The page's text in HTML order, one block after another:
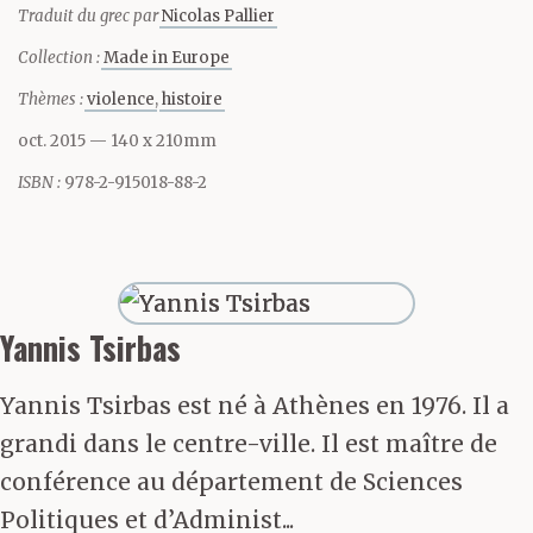
un mangas. Tous les
camarades de classe te
craignaient. Et
voulaient être de ta
toi, mais pas trop loin
non plus. Tu les cognais
presque jamais. C’était
pas nécessaire. Tu
leur attrapais le nez
Traduit du grec parNicolas Pallier
Collection :Made in Europe
Thèmes :violence histoire
oct. 2015 — 140 x 210mm
ISBN : 978-2-915018-88-2
Yannis Tsirbas
Yannis Tsirbas est né à Athènes en 1976. Il a
grandi dans le centre-ville. Il est maître de
conférence au département de Sciences
Politiques et d’Administ...